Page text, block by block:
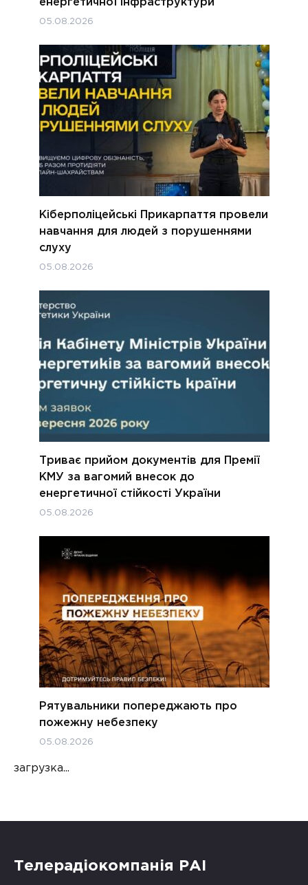
05.08.2026
Кіберполіцейські Прикарпаття провели
навчання для людей з порушеннями
слуху
05.08.2026
Триває прийом документів для Премії
КМУ за вагомий внесок до
енергетичної стійкості України
05.08.2026
Рятувальники попереджають про
пожежну небезпеку
05.08.2026
загрузка...
Телерадіокомпанія РАІ